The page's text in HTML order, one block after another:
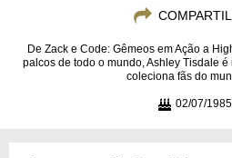
De Zack e Code: Gêmeos em Ação a
palcos de todo o mundo, Ashley Tisdale
coleciona fãs do
02/07/1985